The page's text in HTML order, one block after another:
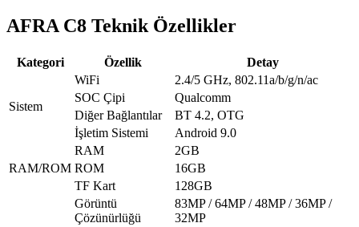
AFRA C8 Teknik Özellikler
Kategori Özellik Detay
Sistem
WiFi
2.4/5 GHz, 802.11a/b/g/n/ac
SOC Çipi
Qualcomm
Diğer Bağlantılar
BT 4.2, OTG
İşletim Sistemi
Android 9.0
RAM/ROM
RAM
2GB
ROM
16GB
TF Kart
128GB
Görüntü
Çözünürlüğü
83MP / 64MP / 48MP / 36MP /
32MP